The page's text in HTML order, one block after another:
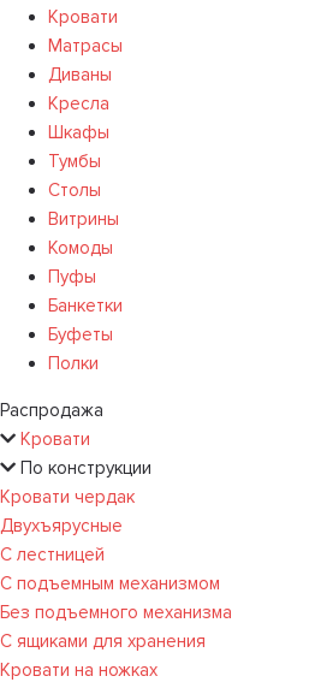
Кровати
Матрасы
Диваны
Кресла
Шкафы
Тумбы
Столы
Витрины
Комоды
Пуфы
Банкетки
Буфеты
Полки
Распродажа
Кровати
По конструкции
Кровати чердак
Двухъярусные
С лестницей
С подъемным механизмом
Без подъемного механизма
С ящиками для хранения
Кровати на ножках